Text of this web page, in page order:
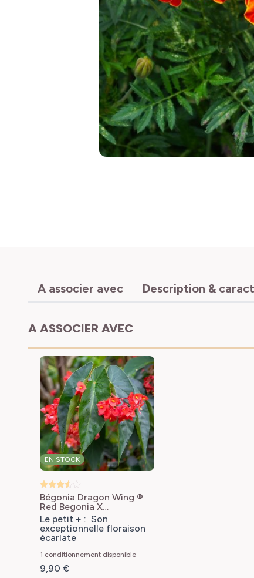
A associer avec Description &
A ASSOCIER AVEC
EN STOCK
Bégonia Dragon Wing ®
Red Begonia X
semperflorens Dragon
Wing® rouge
Le petit + : Son
exceptionnelle floraison
écarlate
1 conditionnement disponible
9,90 €